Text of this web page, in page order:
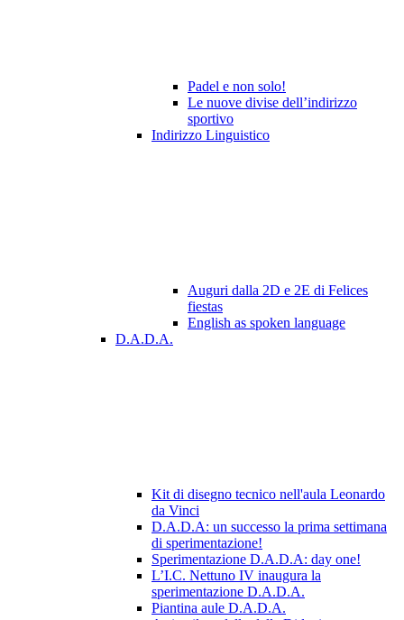
Padel e non solo!
Le nuove divise dell’indirizzo
sportivo
Indirizzo Linguistico
Auguri dalla 2D e 2E di Felices
fiestas
English as spoken language
D.A.D.A.
Kit di disegno tecnico nell'aula Leonardo
da Vinci
D.A.D.A: un successo la prima settimana
di sperimentazione!
Sperimentazione D.A.D.A: day one!
L’I.C. Nettuno IV inaugura la
sperimentazione D.A.D.A.
Piantina aule D.A.D.A.